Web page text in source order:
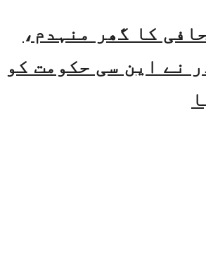
کا گھر منہدم،
نے این سی حکومت کو